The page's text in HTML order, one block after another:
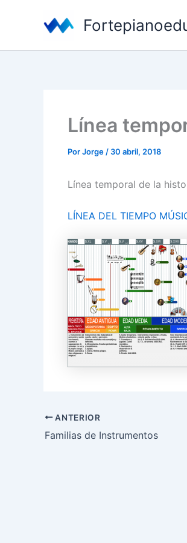
Línea
PorJorge / 30 abril, 2018
Línea temporal de la
LÍNEA DEL TIEMPO
ANTERIOR
Familias de Instrumentos